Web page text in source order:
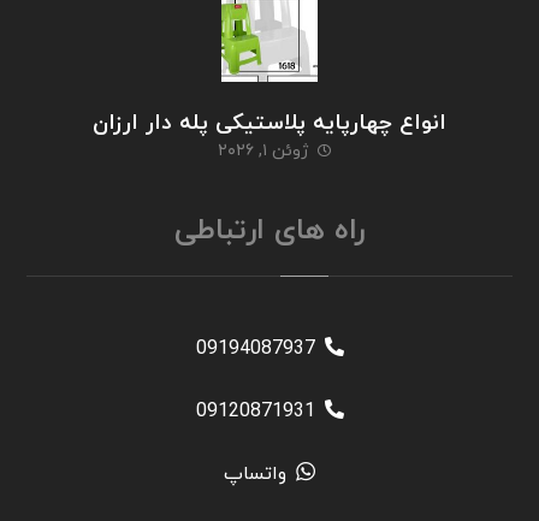
انواع چهارپایه پلاستیکی پله دار ارزان
ژوئن ۱, ۲۰۲۶
راه های ارتباطی
09194087937
09120871931
واتساپ